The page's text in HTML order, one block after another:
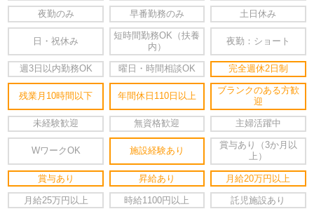
夜勤のみ 早番勤務のみ 土日休み
日・祝休み
短時間勤務OK（扶養
内）
夜勤：ショート
週3日以内勤務OK 曜日・時間相談OK 完全週休2日制
残業月10時間以下 年間休日110日以上
ブランクのある方歓
迎
未経験歓迎 無資格歓迎 主婦活躍中
WワークOK 施設経験あり
賞与あり（3か月以
上）
賞与あり 昇給あり 月給20万円以上
月給25万円以上 時給1100円以上 託児施設あり